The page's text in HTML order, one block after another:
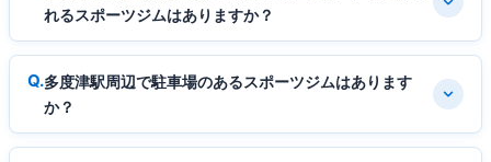
れるスポーツジムはありますか？
多度津駅周辺で駐車場のあるスポーツジムはあります
か？